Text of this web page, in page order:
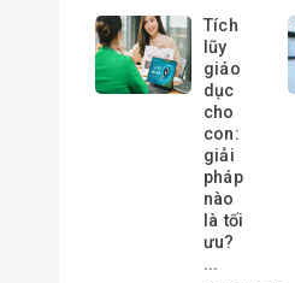
Tích
lũy
giáo
dục
cho
con:
giải
pháp
nào
là tối
ưu?
...